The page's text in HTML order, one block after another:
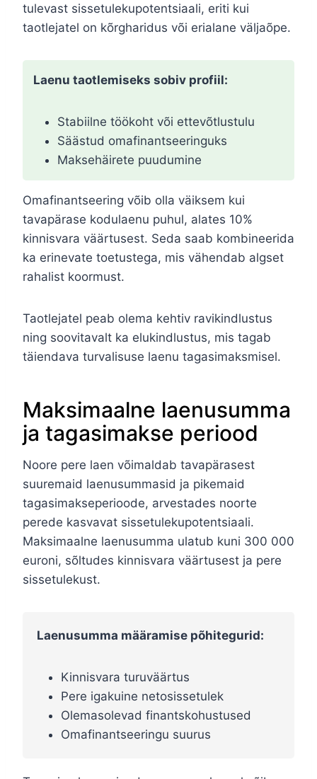
tulevast sissetulekupotentsiaali, eriti kui
taotlejatel on kõrgharidus või erialane väljaõpe.
Laenu taotlemiseks sobiv profiil:
Stabiilne töökoht või ettevõtlustulu
Säästud omafinantseeringuks
Maksehäirete puudumine
Omafinantseering võib olla väiksem kui
tavapärase kodulaenu puhul, alates 10%
kinnisvara väärtusest. Seda saab kombineerida
ka erinevate toetustega, mis vähendab algset
rahalist koormust.
Taotlejatel peab olema kehtiv ravikindlustus
ning soovitavalt ka elukindlustus, mis tagab
täiendava turvalisuse laenu tagasimaksmisel.
Maksimaalne laenusumma
ja tagasimakse periood
Noore pere laen võimaldab tavapärasest
suuremaid laenusummasid ja pikemaid
tagasimakseperioode, arvestades noorte
perede kasvavat sissetulekupotentsiaali.
Maksimaalne laenusumma ulatub kuni 300 000
euroni, sõltudes kinnisvara väärtusest ja pere
sissetulekust.
Laenusumma määramise põhitegurid:
Kinnisvara turuväärtus
Pere igakuine netosissetulek
Olemasolevad finantskohustused
Omafinantseeringu suurus